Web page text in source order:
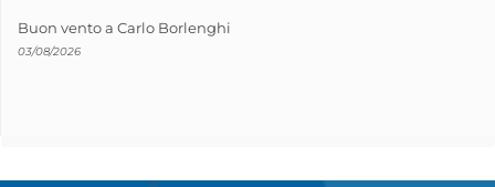
Buon vento a Carlo Borlenghi
03/08/2026